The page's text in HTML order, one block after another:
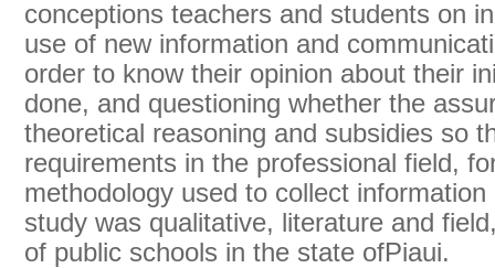
conceptions teachers and students on
use of new information and
order to know their opinion about their
done, and questioning whether the
theoretical reasoning and subsidies so
requirements in the professional field,
methodology used to collect
study was qualitative, literature and
of public schools in the state ofPiaui.